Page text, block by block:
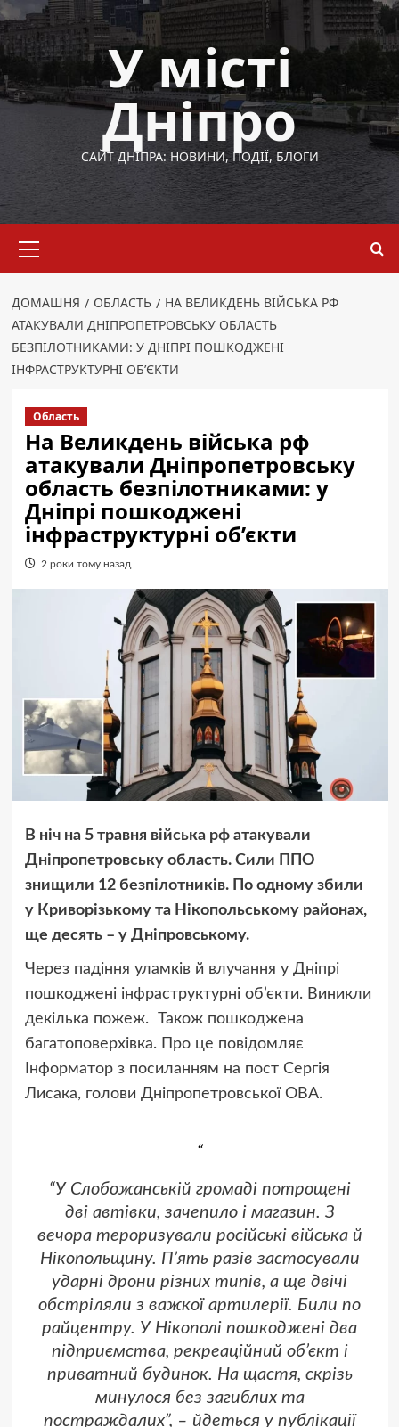
Перейти
до
вмісту
У місті
Дніпро
САЙТ ДНІПРА: НОВИНИ, ПОДІЇ, БЛОГИ
меню
ДОМАШНЯ ОБЛАСТЬ
НА ВЕЛИКДЕНЬ ВІЙСЬКА РФ
АТАКУВАЛИ ДНІПРОПЕТРОВСЬКУ ОБЛАСТЬ
БЕЗПІЛОТНИКАМИ: У ДНІПРІ ПОШКОДЖЕНІ
ІНФРАСТРУКТУРНІ ОБ’ЄКТИ
Область
На Великдень війська рф
атакували Дніпропетровську
область безпілотниками: у
Дніпрі пошкоджені
інфраструктурні об’єкти
2 роки тому назад
В ніч на 5 травня війська рф атакували
Дніпропетровську область. Сили ППО
знищили 12 безпілотників. По одному збили
у Криворізькому та Нікопольському районах,
ще десять – у Дніпровському.
Через падіння уламків й влучання у Дніпрі
пошкоджені інфраструктурні об’єкти. Виникли
декілька пожеж. Також пошкоджена
багатоповерхівка. Про це повідомляє
Інформатор з посиланням на пост Сергія
Лисака, голови Дніпропетровської ОВА.
“У Слобожанській громаді потрощені
дві автівки, зачепило і магазин. З
вечора тероризували російські війська й
Нікопольщину. Пʼять разів застосували
ударні дрони різних типів, а ще двічі
обстріляли з важкої артилерії. Били по
райцентру. У Нікополі пошкоджені два
підприємства, рекреаційний об’єкт і
приватний будинок. На щастя, скрізь
минулося без загиблих та
постраждалих”, – йдеться у публікації